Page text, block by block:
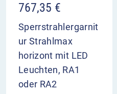
767,35 €
Sperrstrahlergarnit
ur Strahlmax
horizont mit LED
Leuchten, RA1
oder RA2